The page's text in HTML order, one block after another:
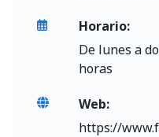
Horario:
De lunes a
horas
Web:
https://